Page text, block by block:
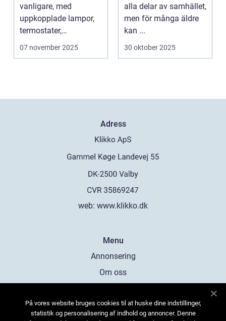
vanligare, med
uppkopplade lampor,
termostater,
säkerhetskameror och
07 november 2025
alla delar av samhället,
men för många äldre
kan ...
30 oktober 2025
Adress
web: www.klikko.dk
Menu
Annonsering
Om oss
Kontakta oss
På vores website bruges cookies til at huske dine indstillinger,
statistik og personalisering af indhold og annoncer. Denne